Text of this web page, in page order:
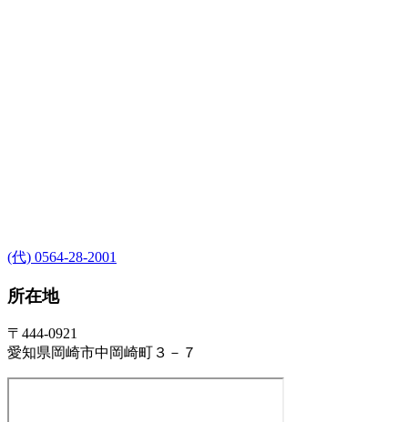
(代) 0564-28-2001
所在地
〒444-0921
愛知県岡崎市中岡崎町３－７